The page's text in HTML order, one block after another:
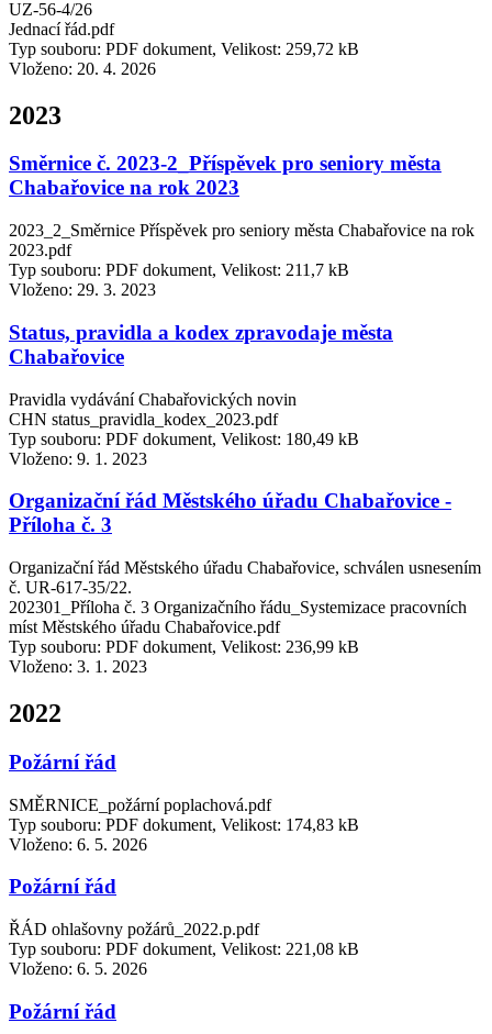
UZ-56-4/26
Jednací řád.pdf
Typ souboru: PDF dokument, Velikost: 259,72 kB
Vloženo: 20. 4. 2026
2023
Směrnice č. 2023-2_Příspěvek pro seniory města
Chabařovice na rok 2023
2023_2_Směrnice Příspěvek pro seniory města Chabařovice na rok
2023.pdf
Typ souboru: PDF dokument, Velikost: 211,7 kB
Vloženo: 29. 3. 2023
Status, pravidla a kodex zpravodaje města
Chabařovice
Pravidla vydávání Chabařovických novin
CHN status_pravidla_kodex_2023.pdf
Typ souboru: PDF dokument, Velikost: 180,49 kB
Vloženo: 9. 1. 2023
Organizační řád Městského úřadu Chabařovice -
Příloha č. 3
Organizační řád Městského úřadu Chabařovice, schválen usnesením
č. UR-617-35/22.
202301_Příloha č. 3 Organizačního řádu_Systemizace pracovních
míst Městského úřadu Chabařovice.pdf
Typ souboru: PDF dokument, Velikost: 236,99 kB
Vloženo: 3. 1. 2023
2022
Požární řád
SMĚRNICE_požární poplachová.pdf
Typ souboru: PDF dokument, Velikost: 174,83 kB
Vloženo: 6. 5. 2026
Požární řád
ŘÁD ohlašovny požárů_2022.p.pdf
Typ souboru: PDF dokument, Velikost: 221,08 kB
Vloženo: 6. 5. 2026
Požární řád